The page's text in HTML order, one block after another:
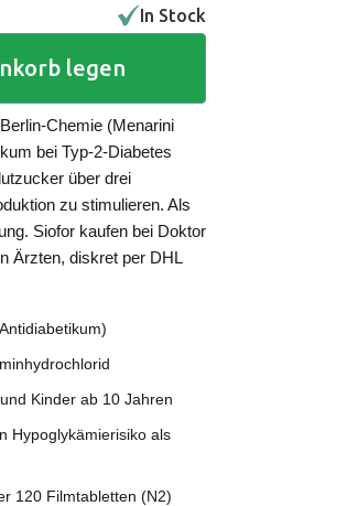
In Stock
legen
Chemie (Menarini
bei Typ-2-Diabetes
über drei
zu stimulieren. Als
Siofor kaufen bei Doktor
Ärzten, diskret per DHL
Kinder ab 10 Jahren
Hypoglykämierisiko als
120 Filmtabletten (N2)